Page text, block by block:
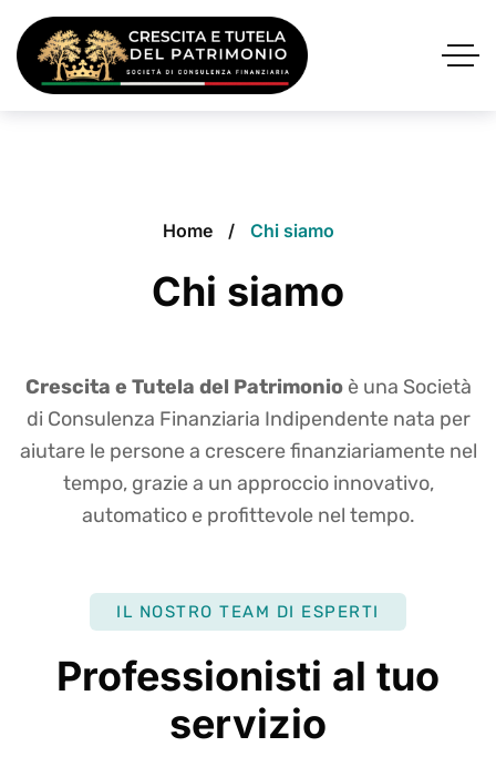
Home Chi siamo
Chi siamo
Crescita e Tutela del Patrimonioè una Società
di Consulenza Finanziaria Indipendente nata per
aiutare le persone a crescere finanziariamente nel
tempo, grazie a un approccio innovativo,
automatico e profittevole nel tempo.
IL NOSTRO TEAM DI ESPERTI
Professionisti al tuo
servizio